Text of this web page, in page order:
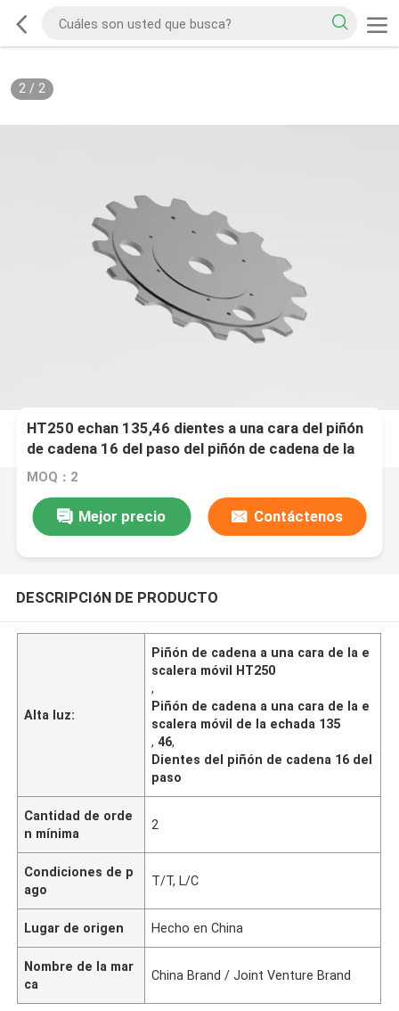
2/ 2
HT250 echan 135,46 dientes a una cara del piñón
de cadena 16 del paso del piñón de cadena de la
escalera móvil
MOQ：2
Mejor precio Contáctenos
DESCRIPCIóN DE PRODUCTO
Alta luz:
Piñón de cadena a una cara de la e
scalera móvil HT250
,
Piñón de cadena a una cara de la e
scalera móvil de la echada 135
,46,
Dientes del piñón de cadena 16 del
paso
Cantidad de orde
n mínima
2
Condiciones de p
ago
T/T, L/C
Lugar de origen Hecho en China
Nombre de la mar
ca
China Brand / Joint Venture Brand